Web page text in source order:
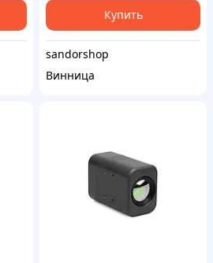
Купить
sandorshop
Винница